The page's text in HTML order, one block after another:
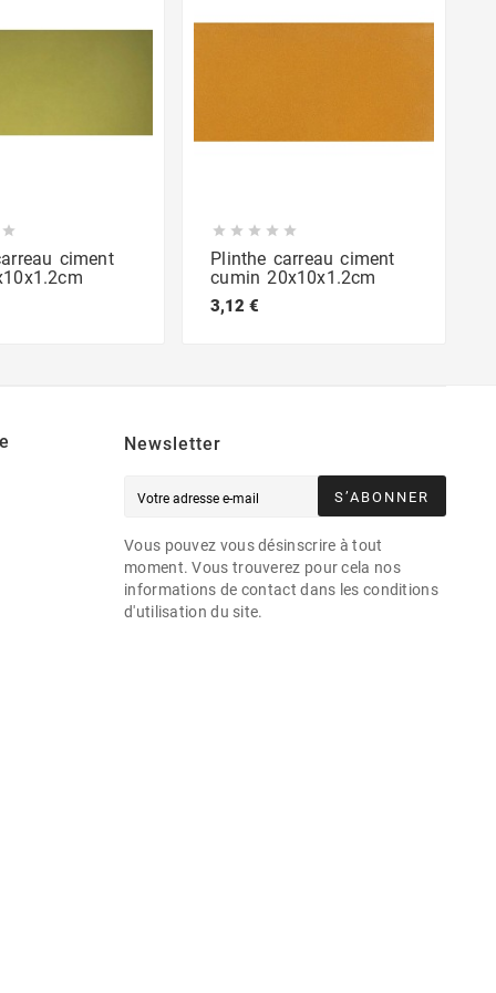

ciment
    
Plinthe carreau ciment
cumin 20x10x1.2cm
3,12 €
Newsletter
S’ABONNER
Vous pouvez vous désinscrire à tout
moment. Vous trouverez pour cela nos
informations de contact dans les conditions
d'utilisation du site.